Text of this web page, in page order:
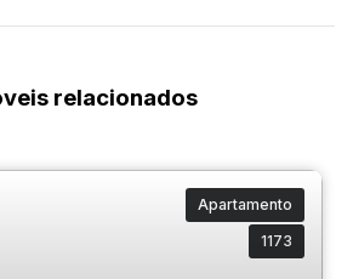
relacionados
Apartamento
1173